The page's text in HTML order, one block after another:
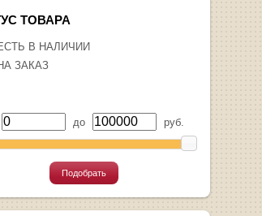
ТОВАРА
В НАЛИЧИИ
ЗАКАЗ
до руб.
Подобрать